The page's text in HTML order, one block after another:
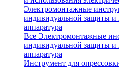
Электромонтажные
индивидуальной защиты и
аппаратура
Все Электромонтажные
индивидуальной защиты и
аппаратура
Инструмент для